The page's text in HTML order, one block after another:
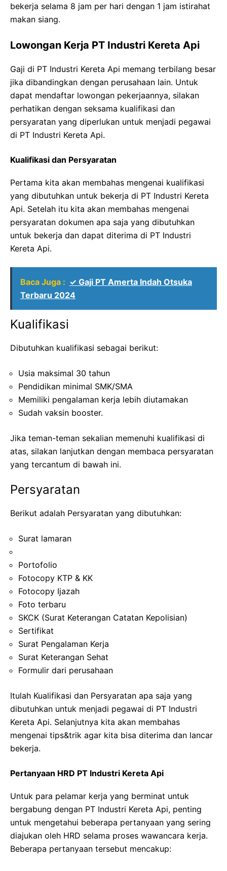
bekerja selama 8 jam per hari dengan 1 jam istirahat
makan siang.
Lowongan Kerja PT Industri Kereta Api
Gaji di PT Industri Kereta Api memang terbilang besar
jika dibandingkan dengan perusahaan lain. Untuk
dapat mendaftar lowongan pekerjaannya, silakan
perhatikan dengan seksama kualifikasi dan
persyaratan yang diperlukan untuk menjadi pegawai
di PT Industri Kereta Api.
Kualifikasi dan Persyaratan
Pertama kita akan membahas mengenai kualifikasi
yang dibutuhkan untuk bekerja di PT Industri Kereta
Api. Setelah itu kita akan membahas mengenai
persyaratan dokumen apa saja yang dibutuhkan
untuk bekerja dan dapat diterima di PT Industri
Kereta Api.
Baca Juga : ✓ Gaji PT Amerta Indah Otsuka
Terbaru 2024
Kualifikasi
Dibutuhkan kualifikasi sebagai berikut:
Usia maksimal 30 tahun
Pendidikan minimal SMK/SMA
Memiliki pengalaman kerja lebih diutamakan
Sudah vaksin booster.
Jika teman-teman sekalian memenuhi kualifikasi di
atas, silakan lanjutkan dengan membaca persyaratan
yang tercantum di bawah ini.
Persyaratan
Berikut adalah Persyaratan yang dibutuhkan:
Surat lamaran
Portofolio
Fotocopy KTP & KK
Fotocopy Ijazah
Foto terbaru
SKCK (Surat Keterangan Catatan Kepolisian)
Sertifikat
Surat Pengalaman Kerja
Surat Keterangan Sehat
Formulir dari perusahaan
Itulah Kualifikasi dan Persyaratan apa saja yang
dibutuhkan untuk menjadi pegawai di PT Industri
Kereta Api. Selanjutnya kita akan membahas
mengenai tips&trik agar kita bisa diterima dan lancar
bekerja.
Pertanyaan HRD PT Industri Kereta Api
Untuk para pelamar kerja yang berminat untuk
bergabung dengan PT Industri Kereta Api, penting
untuk mengetahui beberapa pertanyaan yang sering
diajukan oleh HRD selama proses wawancara kerja.
Beberapa pertanyaan tersebut mencakup: